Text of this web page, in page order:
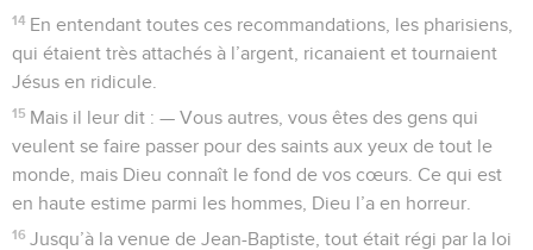
14 En entendant toutes ces recommandations, les pharisiens,
qui étaient très attachés à l’argent, ricanaient et tournaient
Jésus en ridicule.
15 Mais il leur dit : — Vous autres, vous êtes des gens qui
veulent se faire passer pour des saints aux yeux de tout le
monde, mais Dieu connaît le fond de vos cœurs. Ce qui est
en haute estime parmi les hommes, Dieu l’a en horreur.
16 Jusqu’à la venue de Jean-Baptiste, tout était régi par la loi